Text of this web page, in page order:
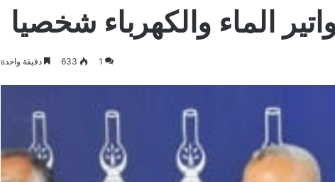
الماء والكهرباء شخصيا
1
633 دقيقة واحدة